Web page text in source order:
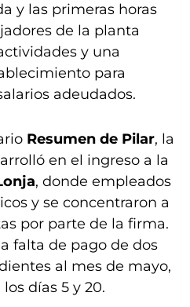
y las primeras horas
de la planta
y una
para
adeudados.
Resumen de Pilar, la
en el ingreso a la
, donde empleados
y se concentraron a
por parte de la firma.
falta de pago de dos
al mes de mayo,
días 5 y 20.